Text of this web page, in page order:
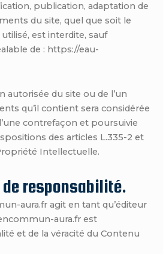
publication, adaptation de
du site, quel que soit le
est interdite, sauf
de : https://eau-
autorisée du site ou de l’un
qu’il contient sera considérée
contrefaçon et poursuivie
des articles L.335-2 et
Intellectuelle.
responsabilité.
aura.fr agit en tant qu’éditeur
aura.fr est
et de la véracité du Contenu